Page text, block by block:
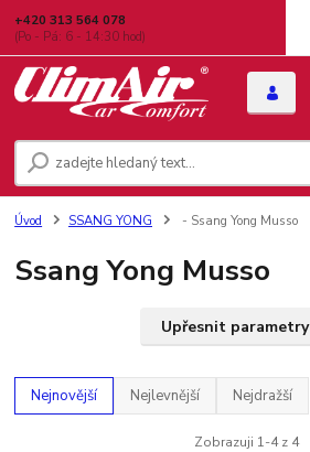
+420 313 564 078
(Po - Pá: 6 - 14:30 hod)
Úvod SSANG YONG - Ssang Yong Musso
Ssang Yong Musso
Upřesnit parametry
Nejnovější Nejlevnější Nejdražší
Zobrazuji 1-4 z 4